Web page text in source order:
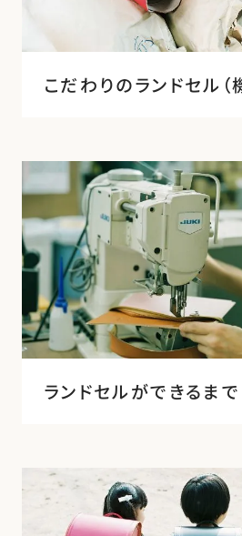
こだわりのランドセル（
ランドセルができるまで